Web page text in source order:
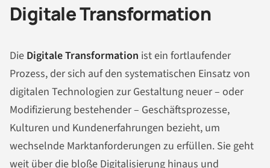
Digitale Transformation
Die Digitale Transformation ist ein fortlaufender
Prozess, der sich auf den systematischen Einsatz von
digitalen Technologien zur Gestaltung neuer – oder
Modifizierung bestehender – Geschäftsprozesse,
Kulturen und Kundenerfahrungen bezieht, um
wechselnde Marktanforderungen zu erfüllen. Sie geht
weit über die bloße Digitalisierung hinaus und